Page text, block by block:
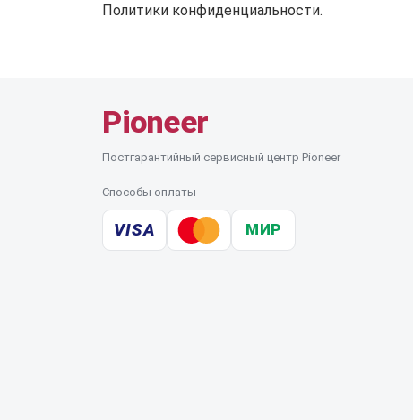
Политики конфиденциальности.
Pioneer
Постгарантийный сервисный центр Pioneer
Способы оплаты
VISA МИР